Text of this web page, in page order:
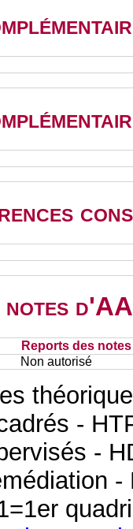
notes
Reports des
Non autorisé
-
-